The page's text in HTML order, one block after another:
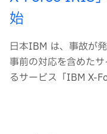
始
日本IBM は、事故が
事前の対応を含めた
るサービス「IBM X-